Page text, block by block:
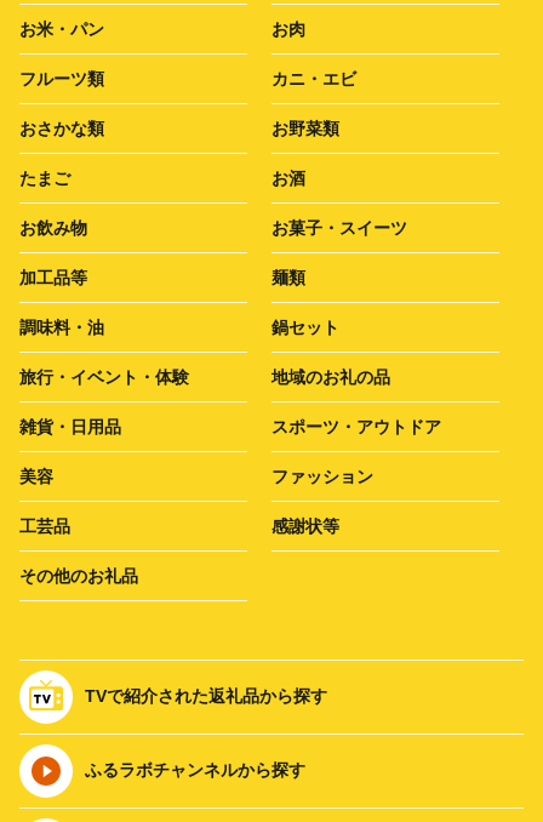
お米・パン お肉
フルーツ類 カニ・エビ
おさかな類 お野菜類
たまご お酒
お飲み物 お菓子・スイーツ
加工品等 麺類
調味料・油 鍋セット
旅行・イベント・体験 地域のお礼の品
雑貨・日用品 スポーツ・アウトドア
美容 ファッション
工芸品 感謝状等
その他のお礼品
TVで紹介された返礼品から探す
ふるラボチャンネルから探す